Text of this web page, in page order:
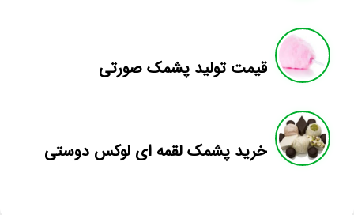
قیمت تولید پشمک صورتی
خرید پشمک لقمه ای لوکس دوستی